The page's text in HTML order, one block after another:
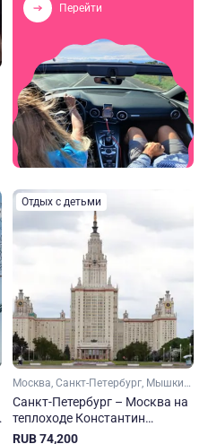
Перейти
Отдых с детьми
Москва, Санкт-Петербург, Мышкин, Верхние Мандроги
Санкт-Петербург – Москва на
теплоходе Константин
Симонов
RUB 74,200